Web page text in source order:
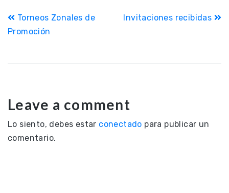
Navegación
de
Torneos Zonales de
Promoción
Invitaciones recibidas
Leave a comment
Lo siento, debes estar conectado para publicar un
comentario.